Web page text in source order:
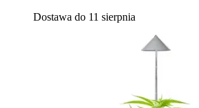
Dostawa do 11 sierpnia